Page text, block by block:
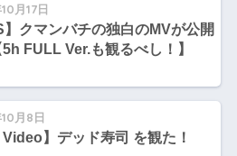
月17日
】クマンバチの独白のMVが公開
FULL Ver.も観るべし！】
月8日
Video】デッド寿司 を観た！